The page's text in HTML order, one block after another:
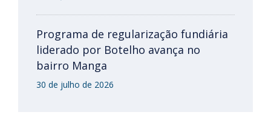
Programa de regularização fundiária
liderado por Botelho avança no
bairro Manga
30 de julho de 2026